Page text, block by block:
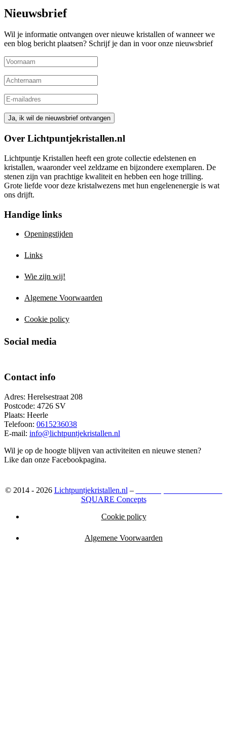
Nieuwsbrief
Wil je informatie ontvangen over nieuwe kristallen of wanneer we
een blog bericht plaatsen? Schrijf je dan in voor onze nieuwsbrief
Over Lichtpuntjekristallen.nl
Lichtpuntje Kristallen heeft een grote collectie edelstenen en
kristallen, waaronder veel zeldzame en bijzondere exemplaren. De
stenen zijn van prachtige kwaliteit en hebben een hoge trilling.
Grote liefde voor deze kristalwezens met hun engelenenergie is wat
ons drijft.
Handige links
Openingstijden
Links
Wie zijn wij!
Algemene Voorwaarden
Cookie policy
Social media
Contact info
Adres: Herelsestraat 208
Postcode: 4726 SV
Plaats: Heerle
Telefoon: 0615236038
E-mail: info@lichtpuntjekristallen.nl
Wil je op de hoogte blijven van activiteiten en nieuwe stenen?
Like dan onze Facebookpagina.
© 2014 - 2026 Lichtpuntjekristallen.nl –
SQUARE Concepts
Cookie policy
Algemene Voorwaarden